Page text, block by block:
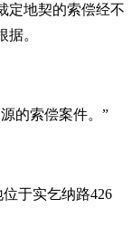
定地契的索偿经不
。
的索偿案件。”
于实乞纳路426